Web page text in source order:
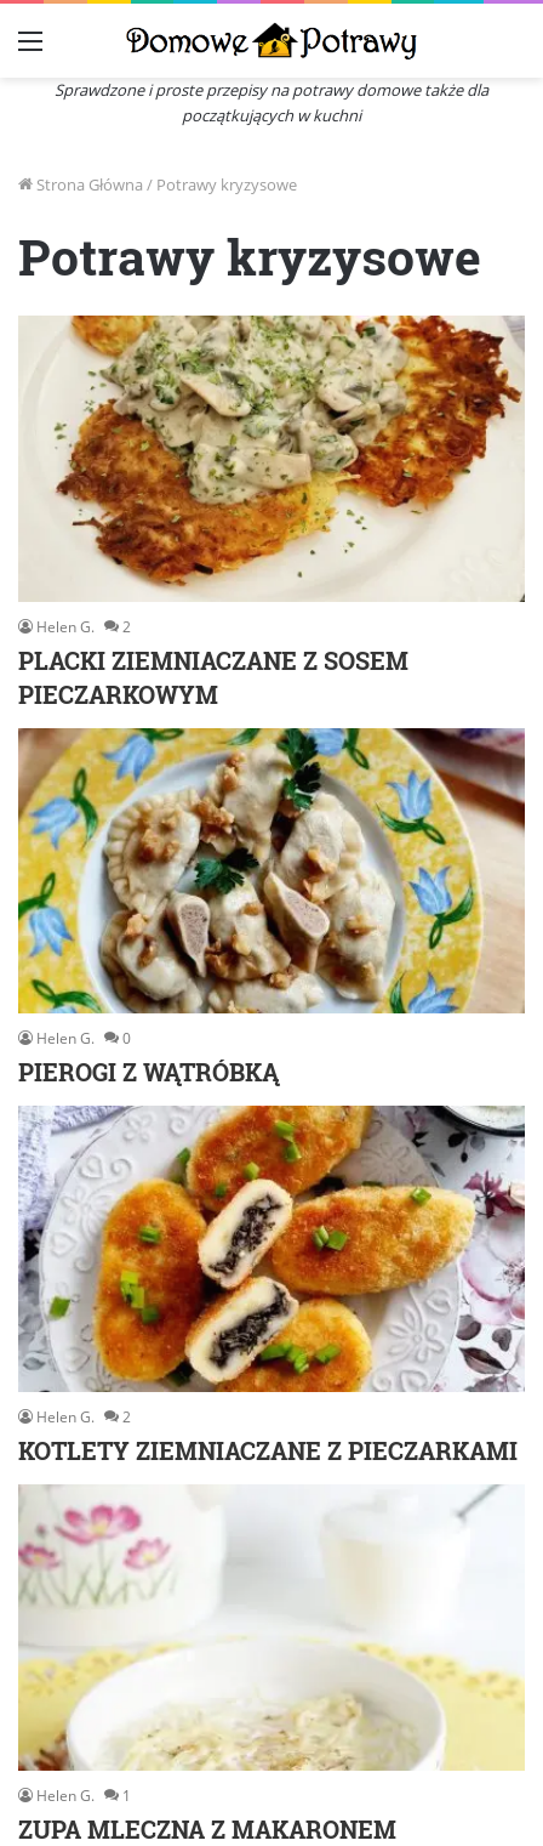
Menu
Sprawdzone i proste przepisy na potrawy domowe także dla
początkujących w kuchni
Strona Główna / Potrawy kryzysowe
Potrawy kryzysowe
Helen G. 2
PLACKI ZIEMNIACZANE Z SOSEM
PIECZARKOWYM
Helen G. 0
PIEROGI Z WĄTRÓBKĄ
Helen G. 2
KOTLETY ZIEMNIACZANE Z PIECZARKAMI
Helen G. 1
ZUPA MLECZNA Z MAKARONEM